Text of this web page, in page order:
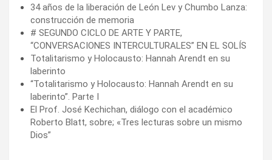
34 años de la liberación de León Lev y Chumbo Lanza:
construcción de memoria
# SEGUNDO CICLO DE ARTE Y PARTE,
“CONVERSACIONES INTERCULTURALES” EN EL SOLÍS
Totalitarismo y Holocausto: Hannah Arendt en su
laberinto
“Totalitarismo y Holocausto: Hannah Arendt en su
laberinto”. Parte I
El Prof. José Kechichan, diálogo con el académico
Roberto Blatt, sobre; «Tres lecturas sobre un mismo
Dios”